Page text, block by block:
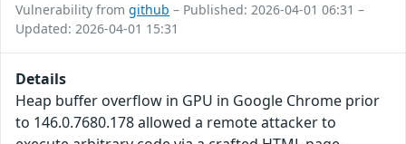
Vulnerability from github – Published: 2026-04-01 06:31 –
Updated: 2026-04-01 15:31
Details
Heap buffer overflow in GPU in Google Chrome prior
to 146.0.7680.178 allowed a remote attacker to